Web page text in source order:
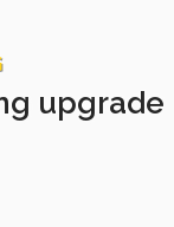
upgrade